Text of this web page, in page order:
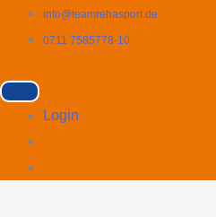
Inhalt
info@teamrehasport.de
0711 7585778-10
Login